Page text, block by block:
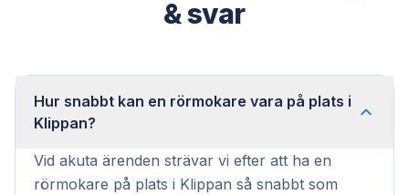
& svar
Hur snabbt kan en rörmokare vara på plats i
Klippan?
Vid akuta ärenden strävar vi efter att ha en
rörmokare på plats i Klippan så snabbt som